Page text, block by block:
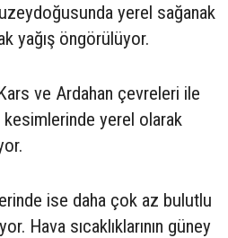
yerel sağanak
yağış öngörülüyor.
ve Ardahan çevreleri ile
yerel olarak
ise daha çok az bulutlu
Hava sıcaklıklarının güney